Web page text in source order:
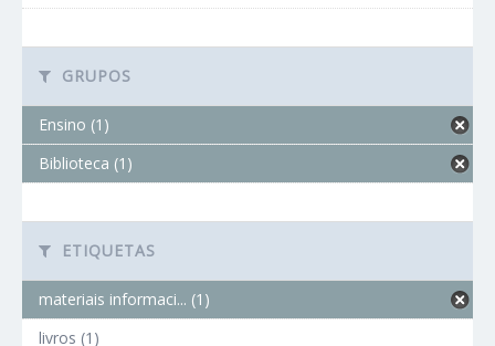
GRUPOS
Ensino (1)
Biblioteca (1)
ETIQUETAS
materiais informaci... (1)
livros (1)